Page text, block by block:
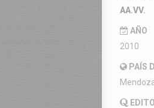
AA.VV.
AÑO
2010
PAÍS